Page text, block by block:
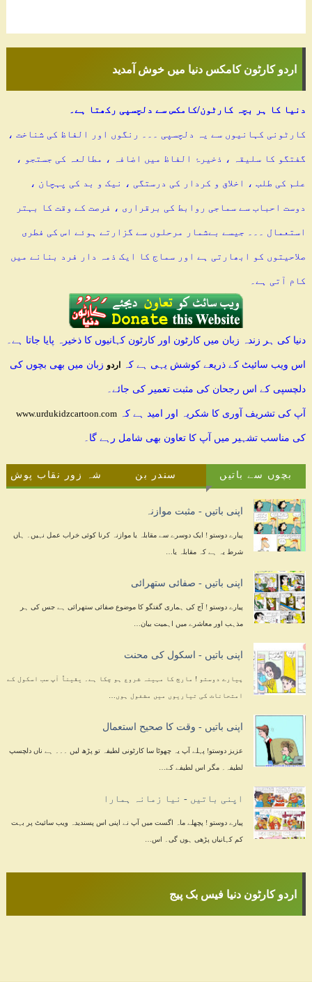
اردو کارٹون کامکس دنیا میں خوش آمدید
دنیا کا ہر بچہ کارٹون/کامکس سے دلچسپی رکھتا ہے۔
کارٹونی کہانیوں سے یہ دلچسپی ۔۔۔ رنگوں اور الفاظ کی شناخت ،
گفتگو کا سلیقہ ، ذخیرۂ الفاظ میں اضافہ ، مطالعہ کی جستجو ،
علم کی طلب ، اخلاق و کردار کی درستگی ، نیک و بد کی پہچان ،
دوست احباب سے سماجی روابط کی برقراری ، فرصت کے وقت کا بہتر
استعمال ۔۔۔ جیسے بےشمار مرحلوں سے گزارتے ہوئے اس کی فطری
صلاحیتوں کو ابھارتی ہے اور سماج کا ایک ذمہ دار فرد بنانے میں
کام آتی ہے۔
دنیا کی ہر زندہ زبان میں کارٹون اور کارٹون کہانیوں کا ذخیرہ پایا جاتا ہے۔
اس ویب سائیٹ کے ذریعے کوشش یہی ہے کہ اردو زبان میں بھی بچوں کی
دلچسپی کے اس رجحان کی مثبت تعمیر کی جائے۔
آپ کی تشریف آوری کا شکریہ اور امید ہے کہ www.urdukidzcartoon.com
کی مناسب تشہیر میں آپ کا تعاون بھی شامل رہے گا۔
بچوں سے باتیں سندر بن شہ زور نقاب پوش
اپنی باتیں - مثبت موازنہ
پیارے دوستو ! ایک دوسرے سے مقابلہ یا موازنہ کرنا کوئی خراب عمل نہیں۔ ہاں
شرط یہ ہے کہ مقابلہ یا…
اپنی باتیں - صفائی ستھرائی
پیارے دوستو ! آج کی ہماری گفتگو کا موضوع صفائی ستھرائی ہے جس کی ہر
مذہب اور معاشرے میں اہمیت بیان…
اپنی باتیں - اسکول کی محنت
پیارے دوستو ! مارچ کا مہینہ شروع ہو چکا ہے۔ یقیناً آپ سب اسکول کے
امتحانات کی تیاریوں میں مشغول ہوں…
اپنی باتیں - وقت کا صحیح استعمال
عزیز دوستو! پہلے آپ یہ چھوٹا سا کارٹونی لطیفہ تو پڑھ لیں ۔۔۔ ہے ناں دلچسپ
لطیفہ۔ مگر اس لطیفے کے…
اپنی باتیں - نیا زمانہ ہمارا
پیارے دوستو ! پچھلے ماہ اگست میں آپ نے اپنی اس پسندیدہ ویب سائیٹ پر بہت
کم کہانیاں پڑھی ہوں گی۔ اس…
اردو کارٹون دنیا فیس بک پیج